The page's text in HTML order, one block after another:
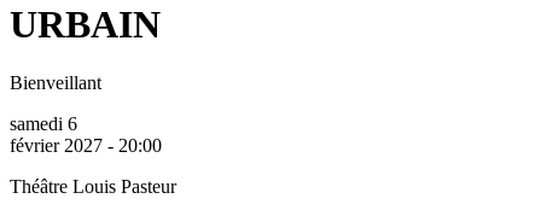
URBAIN
Bienveillant
samedi 6
février 2027 - 20:00
Théâtre Louis Pasteur